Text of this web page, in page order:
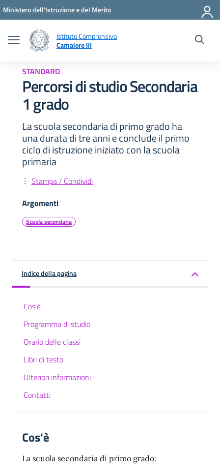
Vai ai contenuti
Vai al menu di navigazione
Vai al footer
Ministero dell'Istruzione e del Merito
Istituto Comprensivo
Camaiore III
STANDARD
Percorsi di studio Secondaria
1 grado
La scuola secondaria di primo grado ha
una durata di tre anni e conclude il primo
ciclo di istruzione iniziato con la scuola
primaria
Stampa / Condividi
Argomenti
Scuola secondaria
Indice della pagina
Cos'è
Programma di studio
Orario delle classi
Libri di testo
Ulteriori informazioni
Contatti
Cos'è
La scuola secondaria di primo grado: